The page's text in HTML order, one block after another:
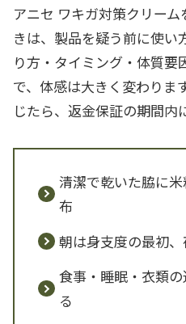
アニセ ワキガ対策クリー
きは、製品を疑う前に使い
り方・タイミング・体質要
で、体感は大きく変わりま
じたら、返金保証の期間内
清潔で乾いた脇に
布
朝は身支度の最初
食事・睡眠・衣類
る